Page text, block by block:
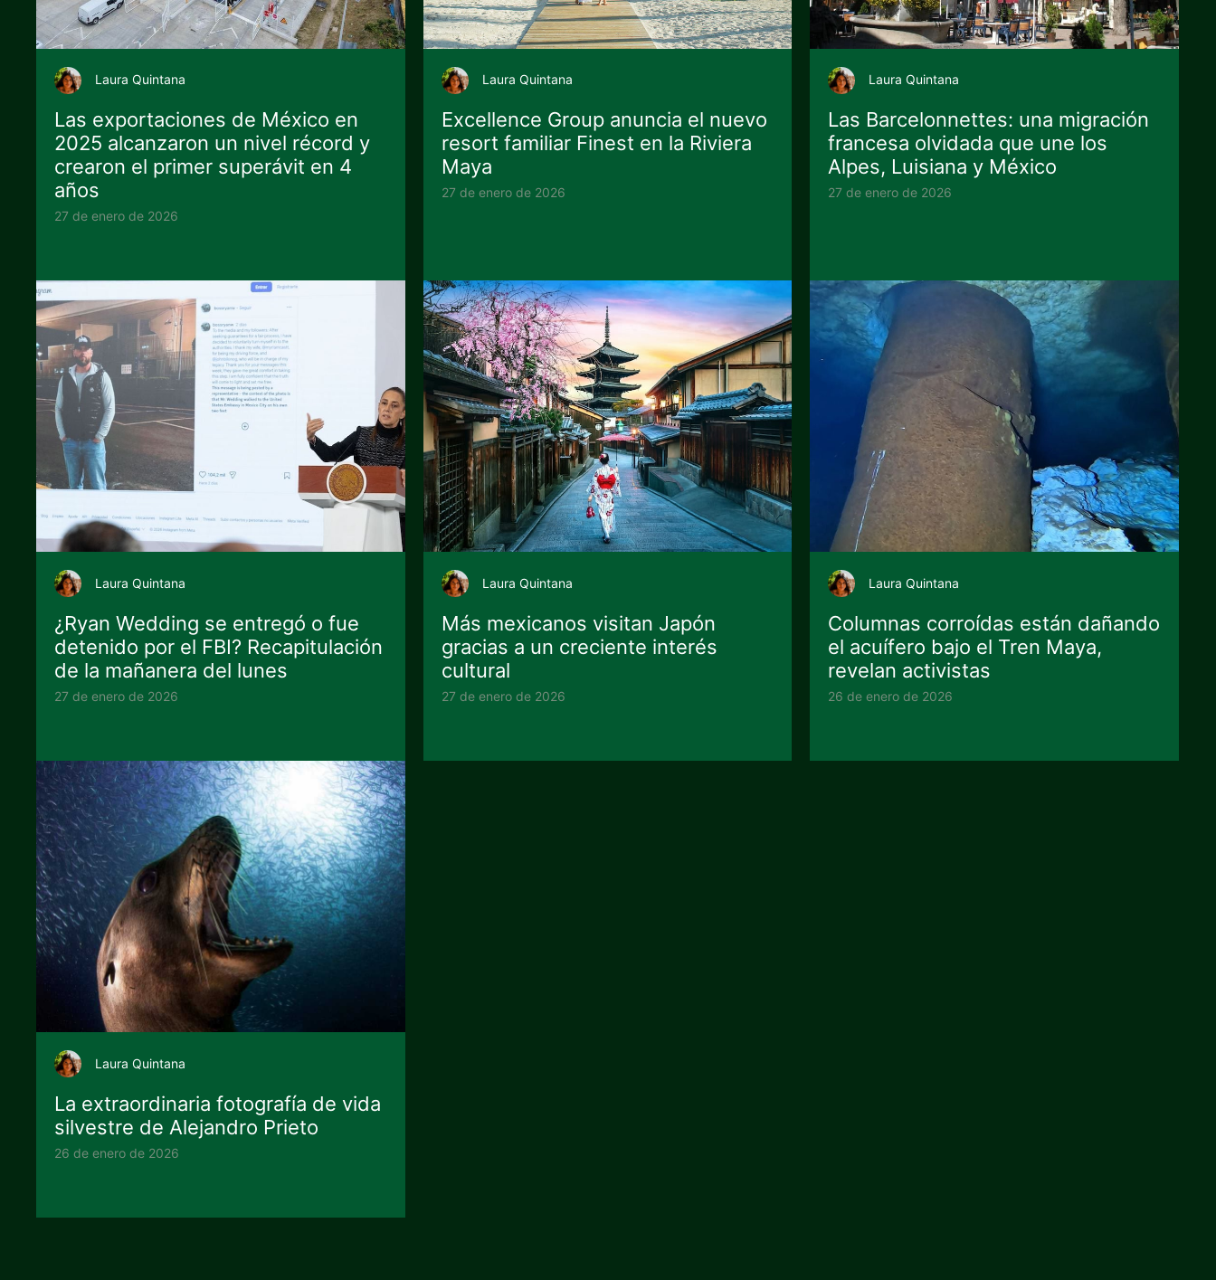
Laura Quintana
Las exportaciones de México en
2025 alcanzaron un nivel récord y
crearon el primer superávit en 4
años
27 de enero de 2026
Laura Quintana
Excellence Group anuncia el nuevo
resort familiar Finest en la Riviera
Maya
27 de enero de 2026
Laura Quintana
Las Barcelonnettes: una migración
francesa olvidada que une los
Alpes, Luisiana y México
27 de enero de 2026
Laura Quintana
¿Ryan Wedding se entregó o fue
detenido por el FBI? Recapitulación
de la mañanera del lunes
27 de enero de 2026
Laura Quintana
Más mexicanos visitan Japón
gracias a un creciente interés
cultural
27 de enero de 2026
Laura Quintana
Columnas corroídas están dañando
el acuífero bajo el Tren Maya,
revelan activistas
26 de enero de 2026
Laura Quintana
La extraordinaria fotografía de vida
silvestre de Alejandro Prieto
26 de enero de 2026